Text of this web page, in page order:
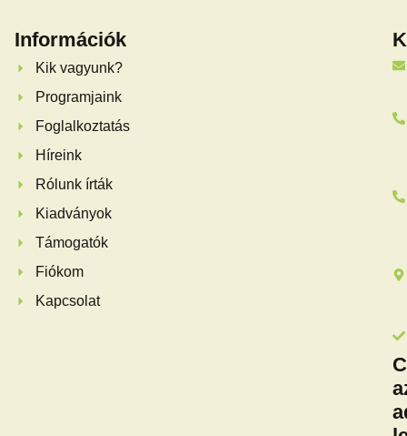
Információk
Kik vagyunk?
Programjaink
Foglalkoztatás
Híreink
Rólunk írták
Kiadványok
Támogatók
Fiókom
Kapcsolat